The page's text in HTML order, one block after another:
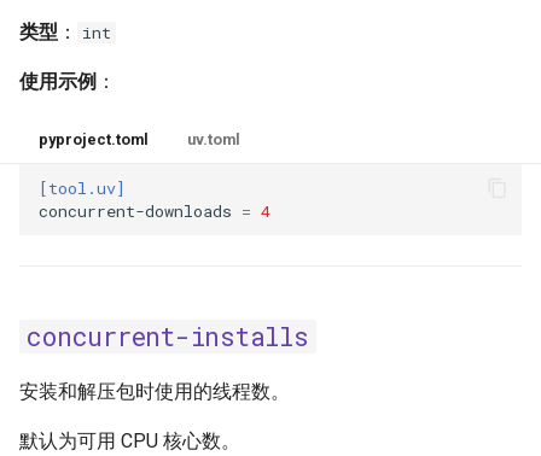
only-binary
output-file
prefix
prerelease
python-version
reinstall
类型 ： int
使用示例 ：
pyproject.toml uv.toml
[tool.uv]
concurrent-downloads = 4
concurrent-installs
安装和解压包时使用的线程数。
默认为可用 CPU 核心数。